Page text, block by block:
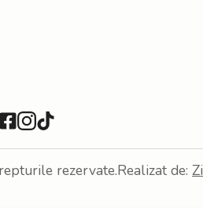
rezervate.Realizat de: